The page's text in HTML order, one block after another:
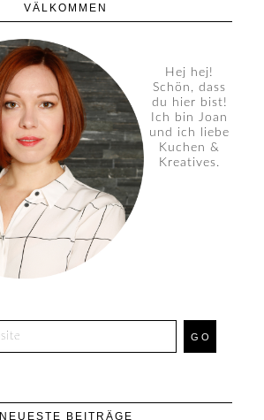
VÄLKOMMEN
Hej hej!
Schön, dass
du hier bist!
Ich bin Joan
und ich liebe
Kuchen &
Kreatives.
NEUESTE BEITRÄGE